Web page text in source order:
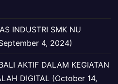
INDUSTRI SMK NU
4, 2024)
AKTIF DALAM KEGIATAN
DIGITAL (October 14,